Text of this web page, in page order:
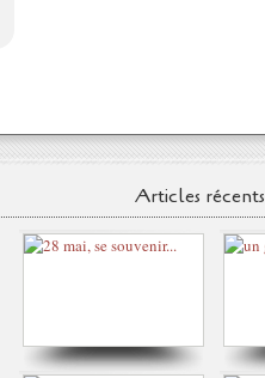
Articles récents